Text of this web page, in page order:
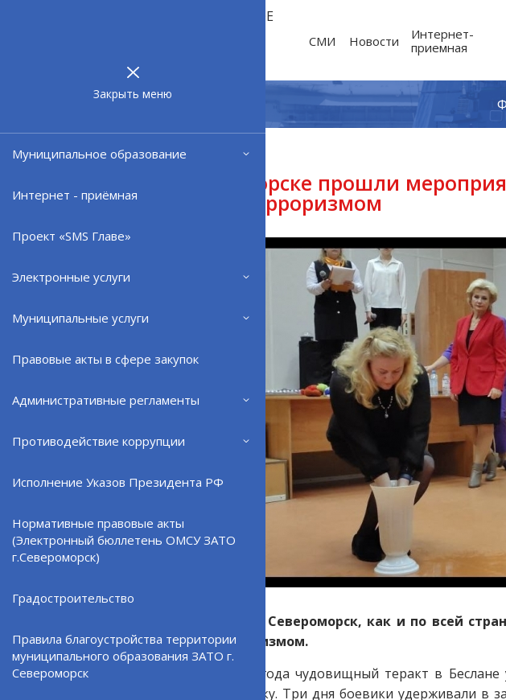
Закрыть меню
Муниципальное образование
Интернет - приёмная
Проект «SMS Главе»
Электронные услуги
Муниципальные услуги
Правовые акты в сфере закупок
Административные регламенты
Противодействие коррупции
Исполнение Указов Президента РФ
Нормативные правовые акты
(Электронный бюллетень ОМСУ ЗАТО
г.Североморск)
Градостроительство
Правила благоустройства территории
муниципального образования ЗАТО г.
Североморск
МУНИЦИПАЛЬНОЕ
СМИ Новости
Интернет-
приемная
03.09.25
В Североморске прошли
борьбе с терроризмом
Сегодня в ЗАТО Североморск, как и по всей
борьбе с терроризмом.
3 сентября 2004 года чудовищный теракт в
школьную линейку. Три дня боевики удерживали в